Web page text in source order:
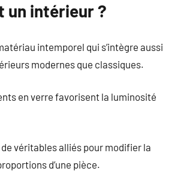
un intérieur ?
intemporel qui s’intègre aussi
modernes que classiques.
en verre favorisent la luminosité
véritables alliés pour modifier la
d’une pièce.